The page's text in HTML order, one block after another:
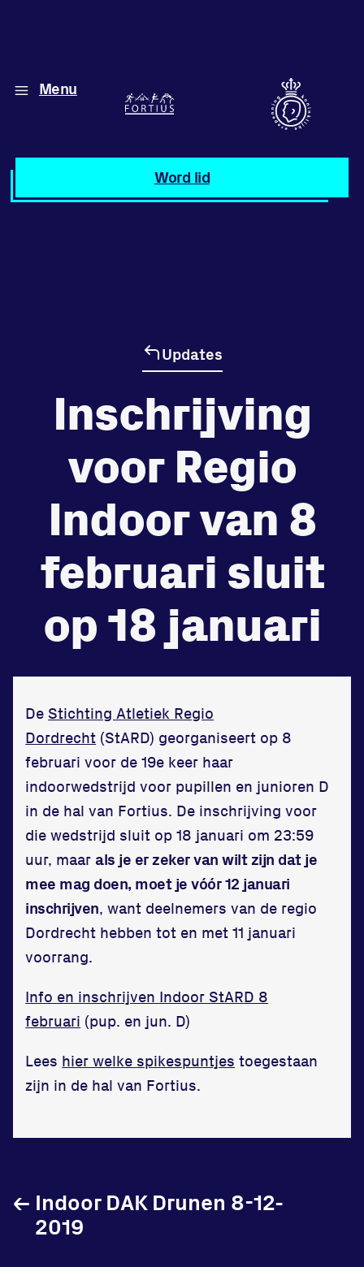
Menu
Word lid
Diverse disciplines
Atletiek
Beheersde
tegenstander
Worstelen
Prestaties op afstanden
zet je samen
Running
Zet een personal record
in onze gym
Fitness
Updates
Atleten
Vereniging
Contact
Sportpark Reeweg
Halmaheiraplein 35
Updates
Inschrijving
voor Regio
Indoor van 8
februari sluit
op 18 januari
De Stichting Atletiek Regio
Dordrecht (StARD) georganiseert op 8
februari voor de 19e keer haar
indoorwedstrijd voor pupillen en junioren D
in de hal van Fortius. De inschrijving voor
die wedstrijd sluit op 18 januari om 23:59
uur, maar als je er zeker van wilt zijn dat je
mee mag doen, moet je vóór 12 januari
inschrijven, want deelnemers van de regio
Dordrecht hebben tot en met 11 januari
voorrang.
Info en inschrijven Indoor StARD 8
februari (pup. en jun. D)
Lees hier welke spikespuntjes toegestaan
zijn in de hal van Fortius.
Indoor DAK Drunen 8-12-
2019
←